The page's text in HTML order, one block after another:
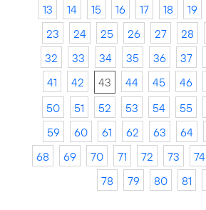
13
14 15 16 17 18 19
23
24 25 26 27 28
32
33 34 35 36 37
41
42 43 44 45 46
50
51 52 53 54 55
59
60 61 62 63 64
68
69 70 71 72 73 74
78
79 80 81